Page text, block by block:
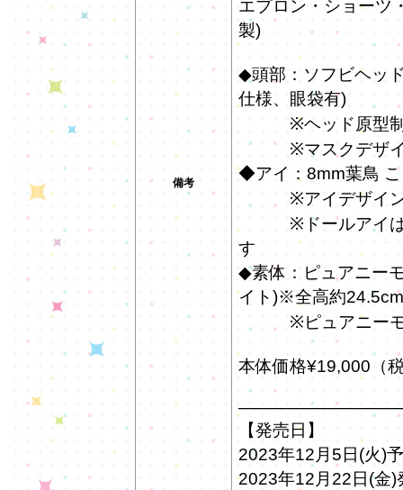
備考
エプロン・ショーツ
製)
◆頭部：ソフビヘッ
仕様、眼袋有)
※ヘッド原型制
※マスクデザイ
◆アイ：8mm葉鳥
※アイデザイン
※ドールアイはオ
す
◆素体：ピュアニー
イト)※全高約24.5cm
※ピュアニーモ企
本体価格¥19,000（
【発売日】
2023年12月5日(火)
2023年12月22日(金)